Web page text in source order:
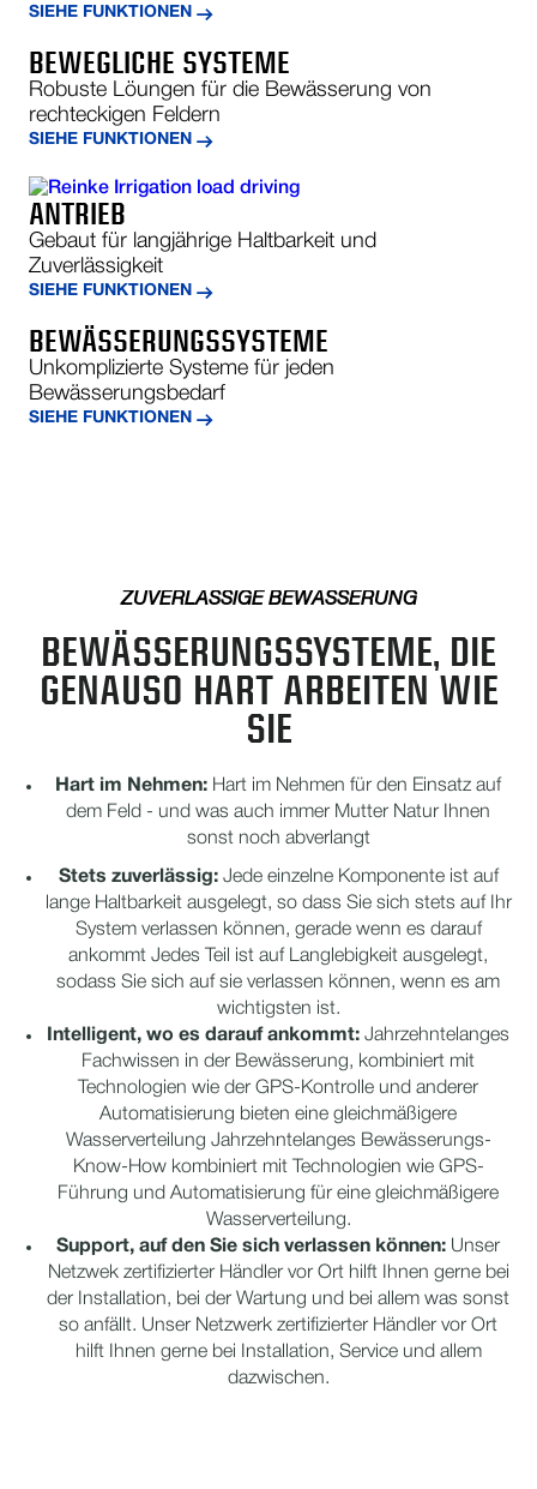
SIEHE FUNKTIONEN
BEWEGLICHE SYSTEME
Robuste Löungen für die Bewässerung von
rechteckigen Feldern
SIEHE FUNKTIONEN
ANTRIEB
Gebaut für langjährige Haltbarkeit und
Zuverlässigkeit
SIEHE FUNKTIONEN
BEWÄSSERUNGSSYSTEME
Unkomplizierte Systeme für jeden
Bewässerungsbedarf
SIEHE FUNKTIONEN
ZUVERLÄSSIGE BEWÄSSERUNG
BEWÄSSERUNGSSYSTEME, DIE
GENAUSO HART ARBEITEN WIE
SIE
Hart im Nehmen: Hart im Nehmen für den Einsatz auf
dem Feld - und was auch immer Mutter Natur Ihnen
sonst noch abverlangt
Stets zuverlässig: Jede einzelne Komponente ist auf
lange Haltbarkeit ausgelegt, so dass Sie sich stets auf Ihr
System verlassen können, gerade wenn es darauf
ankommt Jedes Teil ist auf Langlebigkeit ausgelegt,
sodass Sie sich auf sie verlassen können, wenn es am
wichtigsten ist.
Intelligent, wo es darauf ankommt: Jahrzehntelanges
Fachwissen in der Bewässerung, kombiniert mit
Technologien wie der GPS-Kontrolle und anderer
Automatisierung bieten eine gleichmäßigere
Wasserverteilung Jahrzehntelanges Bewässerungs-
Know-How kombiniert mit Technologien wie GPS-
Führung und Automatisierung für eine gleichmäßigere
Wasserverteilung.
Support, auf den Sie sich verlassen können: Unser
Netzwek zertifizierter Händler vor Ort hilft Ihnen gerne bei
der Installation, bei der Wartung und bei allem was sonst
so anfällt. Unser Netzwerk zertifizierter Händler vor Ort
hilft Ihnen gerne bei Installation, Service und allem
dazwischen.